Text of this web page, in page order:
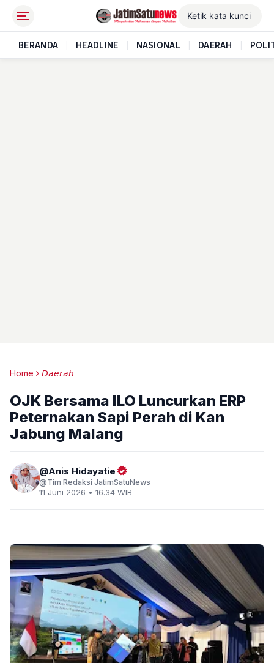
BERANDA HEADLINE NASIONAL DAERAH
Home 𝘋𝘢𝘦𝘳𝘢𝘩
OJK Bersama ILO Luncurkan ERP
Peternakan Sapi Perah di Kan
Jabung Malang
Anis Hidayatie
Tim Redaksi JatimSatuNews
11 Juni 2026 • 16.34 WIB